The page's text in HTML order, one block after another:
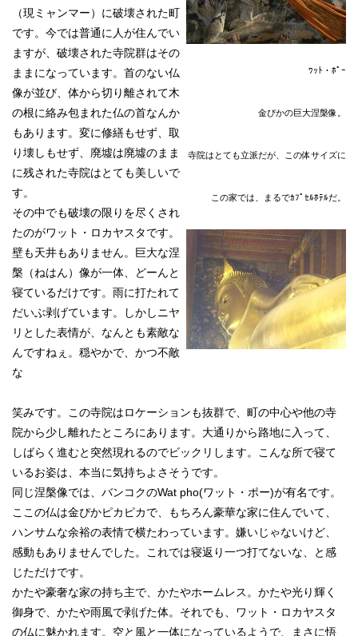
ﾜｯﾄ・ﾎﾟｰ
金ぴかの巨大涅槃像。
寺院はとても立派だが、この体サイズに
この家では、まるでｶﾌﾟｾﾙﾎﾃﾙだ。
（現ミャンマー）に破壊された町
です。今では普通に人が住んでい
ますが、破壊された寺院群はその
ままになっています。首のない仏
像が並び、体から切り離されて木
の根に絡み包まれた仏の首なんか
もあります。変に修繕もせず、取
り壊しもせず、廃墟は廃墟のまま
に残された寺院はとても美しいで
す。
その中でも破壊の限りを尽くされ
たのがワット・ロカヤスタです。
壁も天井もありません。巨大な涅
槃（ねはん）像が一体、どーんと
寝ているだけです。雨に打たれて
だいぶ剥げています。しかしニヤ
リとした表情が、なんとも素敵な
んですねぇ。穏やかで、かつ不敵
な
笑みです。この寺院はロケーションも抜群で、町の中心や他の寺
院から少し離れたところにあります。大通りから路地に入って、
しばらく進むと突然現れるのでビックリします。こんな所で寝て
いるお姿は、本当に気持ちよさそうです。
同じ涅槃像では、バンコクのWat pho(ワット・ポー)が有名です。
ここの仏は金ぴかピカピカで、もちろん豪華な家に住んでいて、
ハンサムな余裕の表情で横たわっています。嫌いじゃないけど、
感動もありませんでした。これでは寝返り一つ打てないな、と感
じただけです。
かたや豪奢な家の持ち主で、かたやホームレス。かたや光り輝く
御身で、かたや雨風で剥げた体。それでも、ワット・ロカヤスタ
の仏に魅かれます。空と風と一体になっているようで、まさに悟